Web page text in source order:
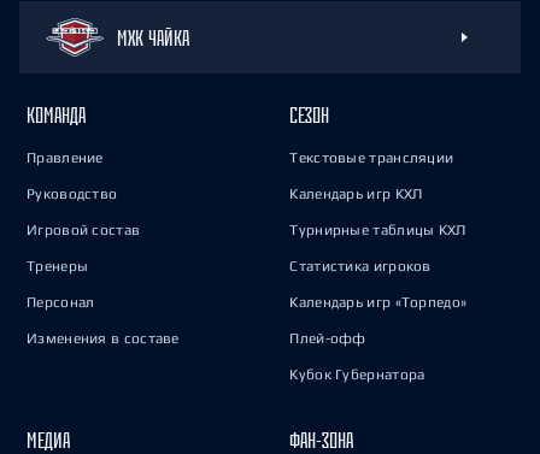
МХК ЧАЙКА
КОМАНДА
Правление
Руководство
Игровой состав
Тренеры
Персонал
Изменения в составе
СЕЗОН
Текстовые трансляции
Календарь игр КХЛ
Турнирные таблицы КХЛ
Статистика игроков
Календарь игр «Торпедо»
Плей-офф
Кубок Губернатора
МЕДИА ФАН-ЗОНА